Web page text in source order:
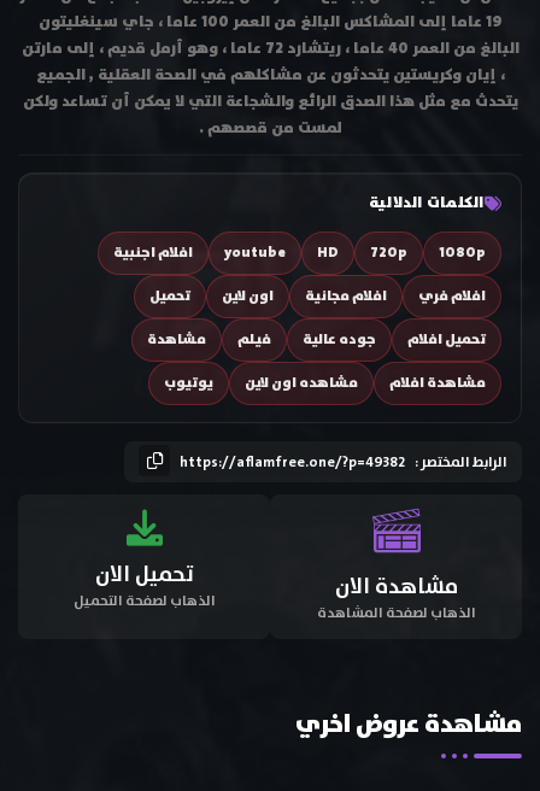
19 عاما إلى المشاكس البالغ من العمر 100 عاما ، جاي سينغليتون
البالغ من العمر 40 عاما ، ريتشارد 72 عاما ، وهو أرمل قديم ، إلى مارتن
، إيان وكريستين يتحدثون عن مشاكلهم في الصحة العقلية , الجميع
يتحدث مع مثل هذا الصدق الرائع والشجاعة التي لا يمكن أن تساعد ولكن
لمست من قصصهم .
الكلمات الدلالية
1080p
720p
HD
youtube
افلام اجنبية
افلام فري
افلام مجانية اون لاين
تحميل
تحميل افلام
جوده عالية فيلم
مشاهدة
مشاهدة افلام
مشاهده اون لاين يوتيوب
الرابط المختصر : https://aflamfree.one/?p=49382
مشاهدة الان
الذهاب لصفحة المشاهدة
تحميل الان
الذهاب لصفحة التحميل
مشاهدة عروض اخري